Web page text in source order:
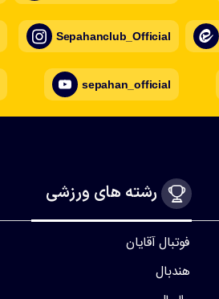
Sepahanclub_Official
sepahan_official
رشته های ورزشی
فوتبال آقایان
هندبال